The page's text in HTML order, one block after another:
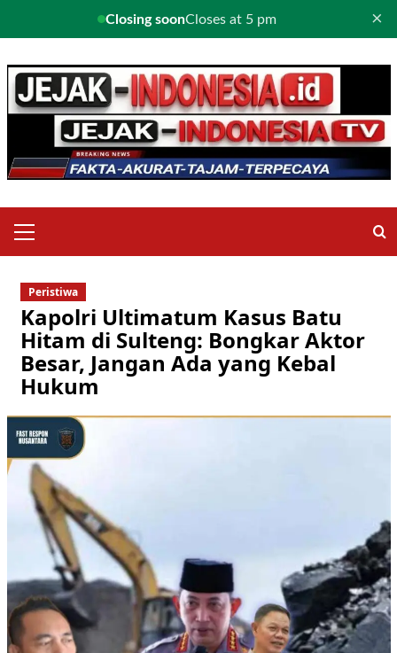
Closing soonCloses at 5 pm ×
to
content
Menu
Peristiwa
Kapolri Ultimatum Kasus Batu
Hitam di Sulteng: Bongkar Aktor
Besar, Jangan Ada yang Kebal
Hukum